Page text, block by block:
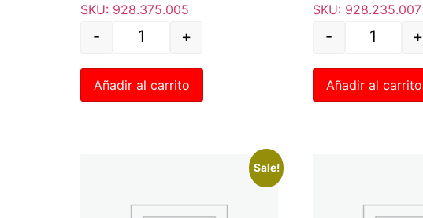
SKU: 928.375.005
- +
Añadir al carrito
SKU: 928.235.007
- +
Añadir al carrito
Sale!